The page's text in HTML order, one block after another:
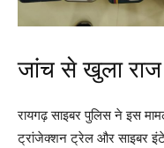
जांच से खुला राज
रायगढ़ साइबर पुलिस ने इस
ट्रांजेक्शन ट्रेल और साइबर